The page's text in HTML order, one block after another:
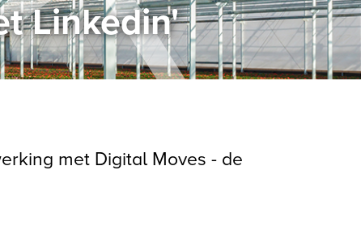
Linkedin'
met Digital Moves - de